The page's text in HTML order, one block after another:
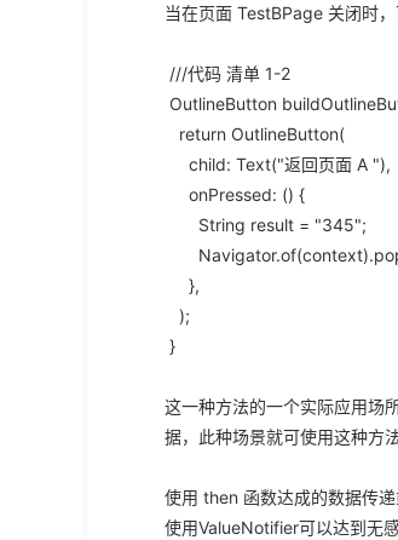
当在页面 TestBPage 关闭时
///代码 清单 1-2
OutlineButton
return OutlineButton(
child: Text("返回页面 A "),
onPressed: () {
String result = "345";
},
);
}
这一种方法的一个实际应用场
据，此种场景就可使用这种方法
使用 then 函数达成的数据传
使用ValueNotifier可以达到无感